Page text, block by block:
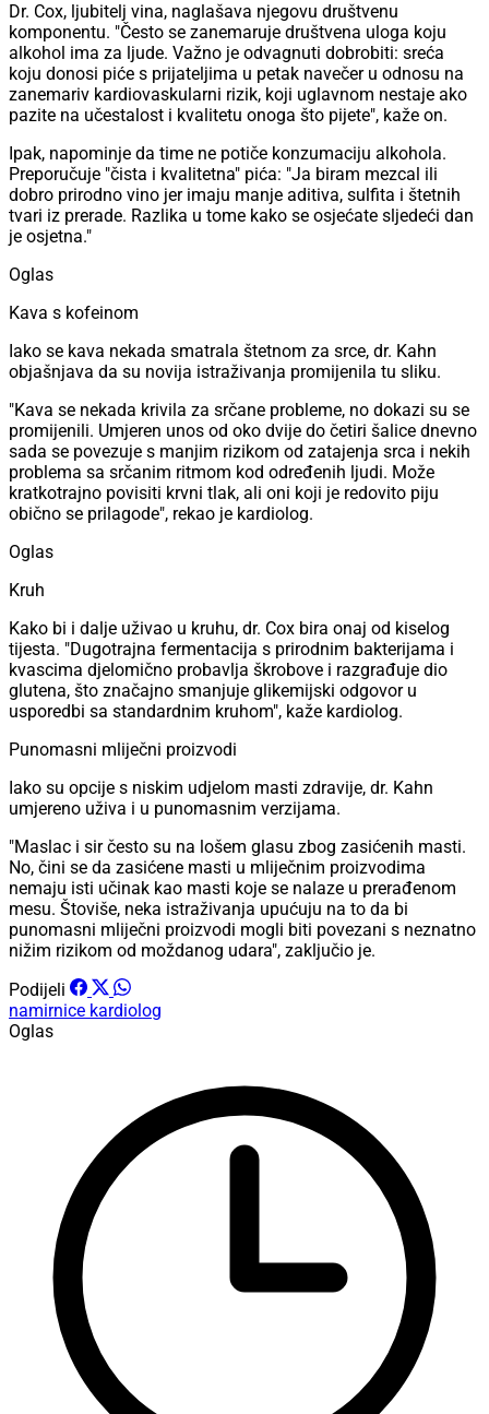
Dr. Cox, ljubitelj vina, naglašava njegovu društvenu
komponentu. "Često se zanemaruje društvena uloga koju
alkohol ima za ljude. Važno je odvagnuti dobrobiti: sreća
koju donosi piće s prijateljima u petak navečer u odnosu na
zanemariv kardiovaskularni rizik, koji uglavnom nestaje ako
pazite na učestalost i kvalitetu onoga što pijete", kaže on.
Ipak, napominje da time ne potiče konzumaciju alkohola.
Preporučuje "čista i kvalitetna" pića: "Ja biram mezcal ili
dobro prirodno vino jer imaju manje aditiva, sulfita i štetnih
tvari iz prerade. Razlika u tome kako se osjećate sljedeći dan
je osjetna."
Oglas
Kava s kofeinom
Iako se kava nekada smatrala štetnom za srce, dr. Kahn
objašnjava da su novija istraživanja promijenila tu sliku.
"Kava se nekada krivila za srčane probleme, no dokazi su se
promijenili. Umjeren unos od oko dvije do četiri šalice dnevno
sada se povezuje s manjim rizikom od zatajenja srca i nekih
problema sa srčanim ritmom kod određenih ljudi. Može
kratkotrajno povisiti krvni tlak, ali oni koji je redovito piju
obično se prilagode", rekao je kardiolog.
Oglas
Kruh
Kako bi i dalje uživao u kruhu, dr. Cox bira onaj od kiselog
tijesta. "Dugotrajna fermentacija s prirodnim bakterijama i
kvascima djelomično probavlja škrobove i razgrađuje dio
glutena, što značajno smanjuje glikemijski odgovor u
usporedbi sa standardnim kruhom", kaže kardiolog.
Punomasni mliječni proizvodi
Iako su opcije s niskim udjelom masti zdravije, dr. Kahn
umjereno uživa i u punomasnim verzijama.
"Maslac i sir često su na lošem glasu zbog zasićenih masti.
No, čini se da zasićene masti u mliječnim proizvodima
nemaju isti učinak kao masti koje se nalaze u prerađenom
mesu. Štoviše, neka istraživanja upućuju na to da bi
punomasni mliječni proizvodi mogli biti povezani s neznatno
nižim rizikom od moždanog udara", zaključio je.
Podijeli
namirnice kardiolog
Oglas